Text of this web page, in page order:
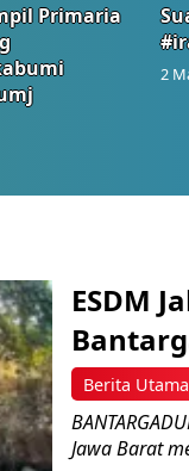
Primaria
2
Berita Utama
ESDM
Jawa Barat